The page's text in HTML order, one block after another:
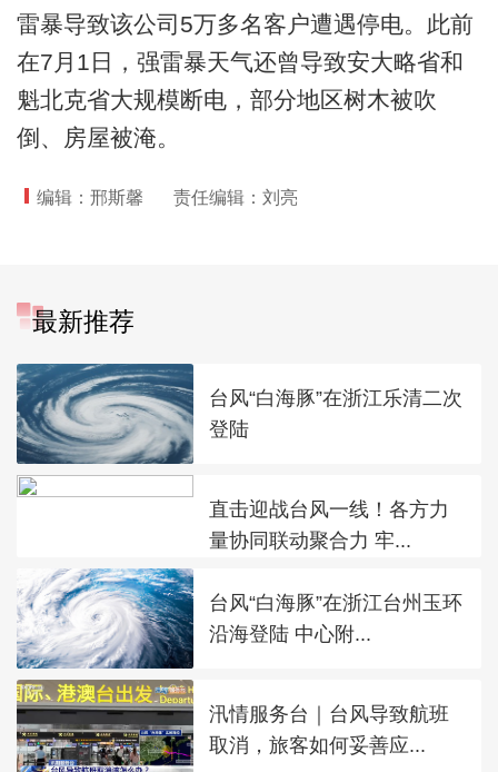
雷暴导致该公司5万多名客户遭遇停电。此前
在7月1日，强雷暴天气还曾导致安大略省和
魁北克省大规模断电，部分地区树木被吹
倒、房屋被淹。
编辑：邢斯馨 责任编辑：刘亮
最新推荐
台风“白海豚”在浙江乐清二次
登陆
直击迎战台风一线！各方力
量协同联动聚合力 牢...
台风“白海豚”在浙江台州玉环
沿海登陆 中心附...
汛情服务台｜台风导致航班
取消，旅客如何妥善应...